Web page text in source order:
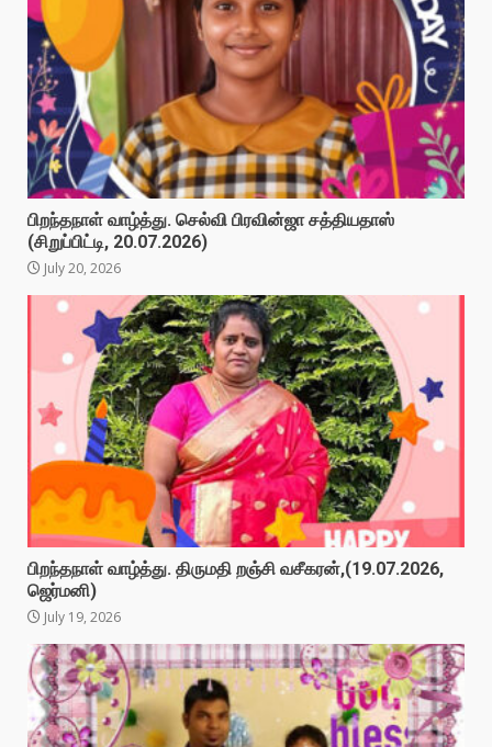
பிறந்தநாள் வாழ்த்து. செல்வி பிரவின்ஜா சத்தியதாஸ்
(சிறுப்பிட்டி, 20.07.2026)
July 20, 2026
பிறந்தநாள் வாழ்த்து. திருமதி றஞ்சி வசீகரன்,(19.07.2026,
ஜெர்மனி)
July 19, 2026